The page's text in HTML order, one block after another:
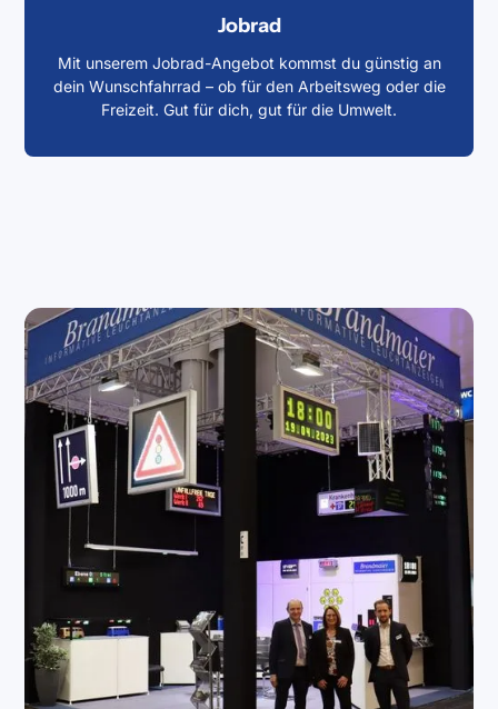
Jobrad
Mit unserem Jobrad-Angebot kommst du günstig an
dein Wunschfahrrad – ob für den Arbeitsweg oder die
Freizeit. Gut für dich, gut für die Umwelt.